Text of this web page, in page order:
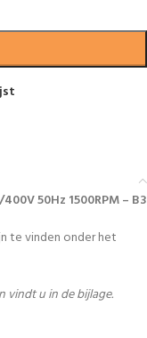
50Hz 1500RPM – B3
te vinden onder het
vindt u in de bijlage.